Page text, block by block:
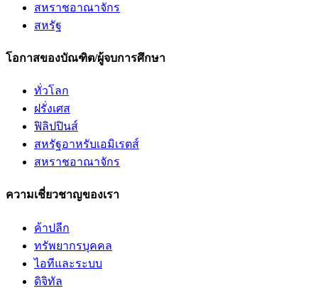
สหราชอาณาจักร
สหรัฐ
โอกาสของบัณฑิต/ผู้จบการศึกษา
ทั่วโลก
ฝรั่งเศส
ฟิลิปปินส์
สหรัฐอาหรับเอมิเรตส์
สหราชอาณาจักร
ความเชี่ยวชาญของเรา
ค้าปลีก
ทรัพยากรบุคคล
ไอทีและระบบ
ดิจิทัล